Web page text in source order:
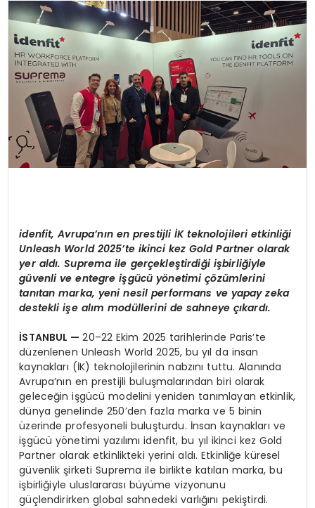
idenfit, Avrupa’nın en prestijliİK teknolojileri etkinliği
Unleash World 2025’te ikinci kez Gold Partner olarak
yer aldı. Suprema ile gerçekleştirdiği işbirliğiyle
güvenli ve entegre işgücü yönetimi çözümlerini
tanıtan marka, yeni nesil performans ve yapay zeka
destekli işe alım modüllerini de sahneye çıkardı.
İSTANBUL —20–22 Ekim 2025 tarihlerinde Paris’te
düzenlenen Unleash World 2025, bu yıl da insan
kaynakları (İK) teknolojilerinin nabzını tuttu. Alanında
Avrupa’nın en prestijli buluşmalarından biri olarak
geleceğin işgücü modelini yeniden tanımlayan etkinlik,
dünya genelinde 250’den fazla marka ve 5 binin
üzerinde profesyoneli buluşturdu. İnsan kaynakları ve
işgücü yönetimi yazılımı idenfit, bu yıl ikinci kez Gold
Partner olarak etkinlikteki yerini aldı. Etkinliğe küresel
güvenlik şirketi Suprema ile birlikte katılan marka, bu
işbirliğiyle uluslararası büyüme vizyonunu
güçlendirirken global sahnedeki varlığını pekiştirdi.